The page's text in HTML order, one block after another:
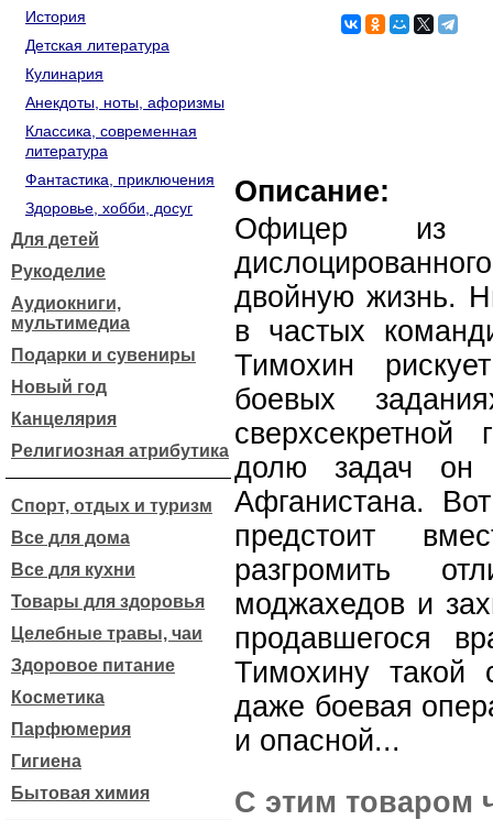
История
Детская литература
Кулинария
Анекдоты, ноты, афоризмы
Классика, современная
литература
Фантастика, приключения
Здоровье, хобби, досуг
Для детей
Рукоделие
Аудиокниги,
мультимедиа
Подарки и сувениры
Новый год
Канцелярия
Религиозная атрибутика
Спорт, отдых и туризм
Все для дома
Все для кухни
Товары для здоровья
Целебные травы, чаи
Здоровое питание
Косметика
Парфюмерия
Гигиена
Бытовая химия
Описание:
Офицер из
двойную жизнь.
в частых
Тимохин
боевых
долю задач он
Афганистана.
предстоит
разгромить
моджахедов и
продавшегося
Тимохину такой
даже боевая
и опасной...
С этим товаром